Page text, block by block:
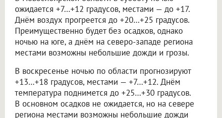
ожидается +7…+12 градусов, местами — до +17.
Днём воздух прогреется до +20…+25 градусов.
Преимущественно будет без осадков, однако
ночью на юге, а днём на северо-западе региона
местами возможны небольшие дожди и грозы.
В воскресенье ночью по области прогнозируют
+13…+18 градусов, местами — +7…+12. Днём
температура поднимется до +25…+30 градусов.
В основном осадков не ожидается, но на севере
региона местами возможны небольшие дожди